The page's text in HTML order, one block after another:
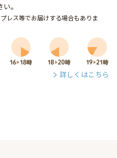
。
レス等でお届けする場合もありま
詳しくはこちら